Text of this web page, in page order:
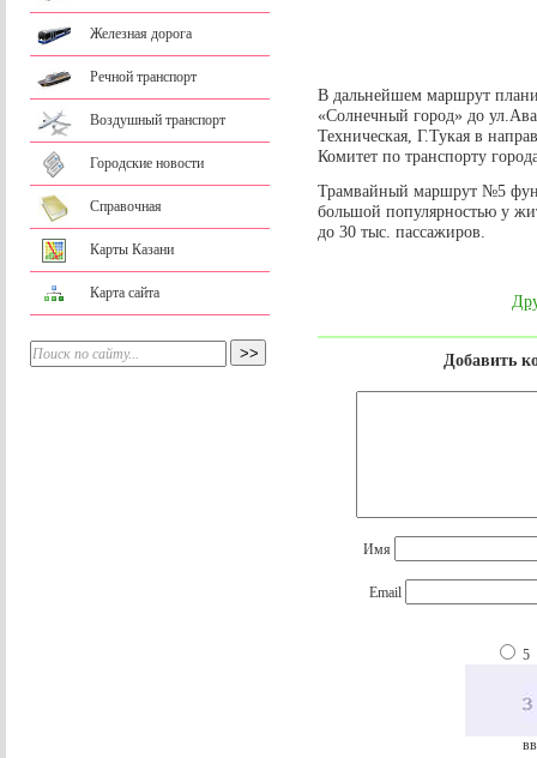
Железная дорога
Речной транспорт
Воздушный транспорт
Городские новости
Справочная
Карты Казани
Карта сайта
В дальнейшем маршрут
«Солнечный город» до
Техническая, Г.Тукая в
Комитет по транспорту
Трамвайный маршрут №5
большой популярностью у
до 30 тыс. пассажиров.
Добавить
Имя
Email
5